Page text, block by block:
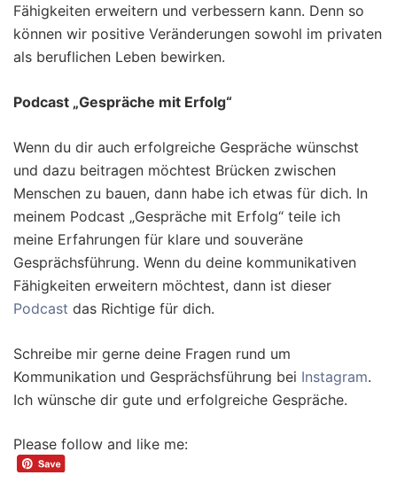
Fähigkeiten erweitern und verbessern kann. Denn so
können wir positive Veränderungen sowohl im privaten
als beruflichen Leben bewirken.
Podcast „Gespräche mit Erfolg“
Wenn du dir auch erfolgreiche Gespräche wünschst
und dazu beitragen möchtest Brücken zwischen
Menschen zu bauen, dann habe ich etwas für dich. In
meinem Podcast „Gespräche mit Erfolg“ teile ich
meine Erfahrungen für klare und souveräne
Gesprächsführung. Wenn du deine kommunikativen
Fähigkeiten erweitern möchtest, dann ist dieser
Podcast das Richtige für dich.
Schreibe mir gerne deine Fragen rund um
Kommunikation und Gesprächsführung bei Instagram.
Ich wünsche dir gute und erfolgreiche Gespräche.
Please follow and like me: